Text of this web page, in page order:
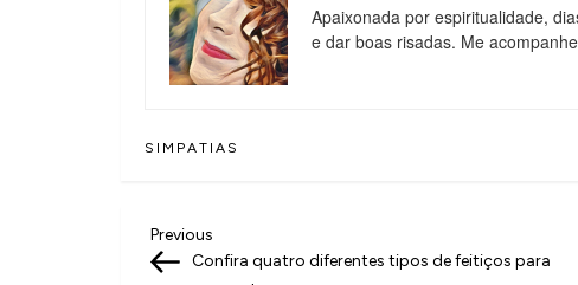
Apaixonada por espiritualidade,
e dar boas risadas. Me
SIMPATIAS
N
Previous
Post
Previous
Confira quatro diferentes tipos de feitiços para